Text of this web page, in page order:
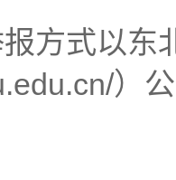
方式以东
）